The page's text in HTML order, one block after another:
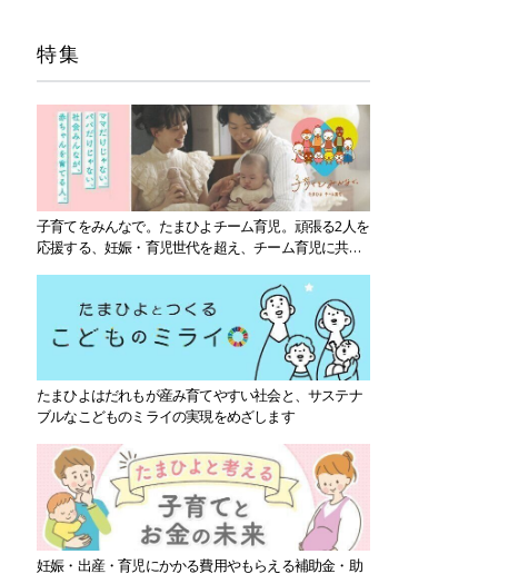
特集
子育てをみんなで。たまひよチーム育児。頑張る2人を
応援する、妊娠・育児世代を超え、チーム育児に共感
たまひよはだれもが産み育てやすい社会と、サステナ
ブルなこどものミライの実現をめざします
妊娠・出産・育児にかかる費用やもらえる補助金・助